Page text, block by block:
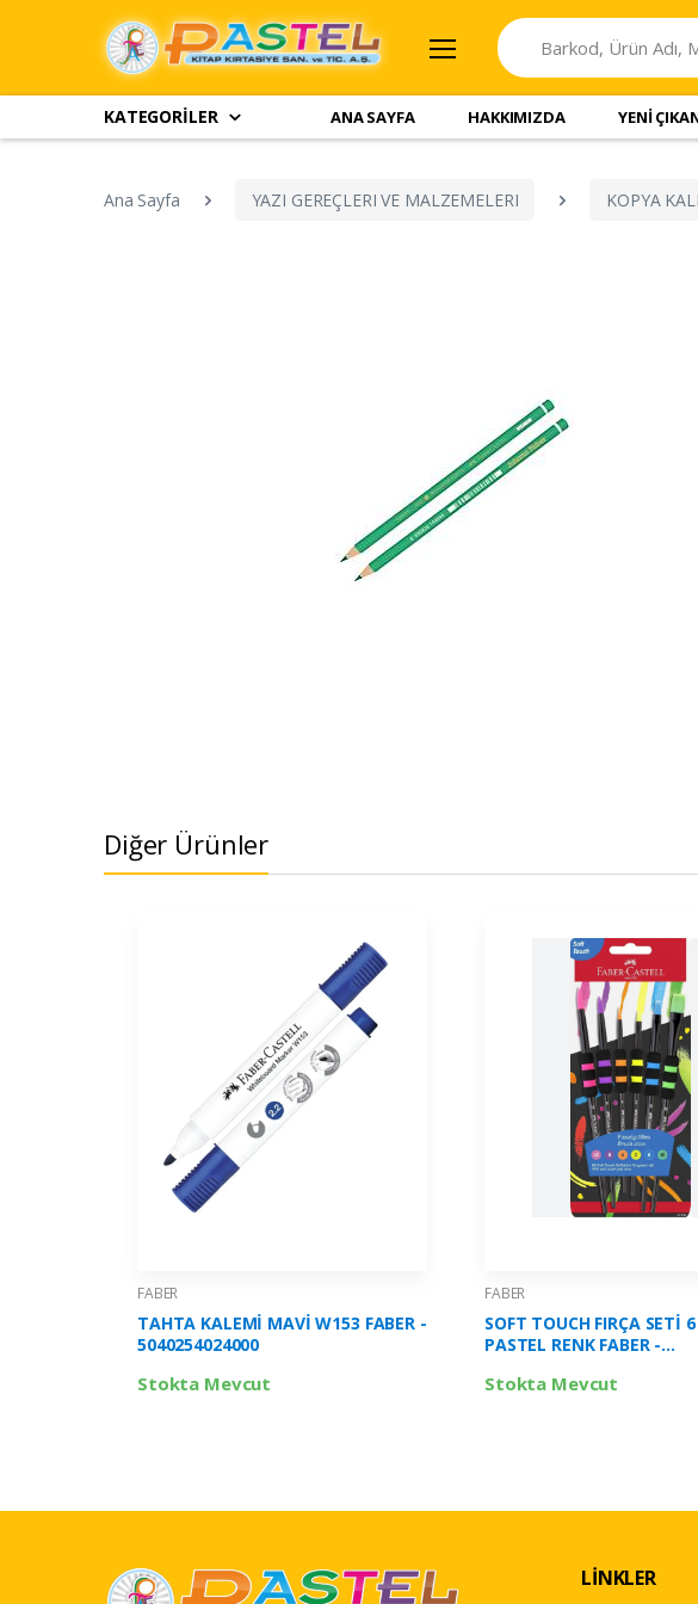
KATEGORİLER ANA SAYFA HAKKIMIZDA YENİ
Ana Sayfa YAZI GEREÇLERI VE MALZEMELERI KOPYA
Diğer Ürünler
FABER
TAHTA KALEMİ MAVİ W153 FABER -
5040254024000
Stokta Mevcut
FABER
SOFT TOUCH FIRÇA SETİ
PASTEL RENK FABER -
Stokta Mevcut
LİNKLER